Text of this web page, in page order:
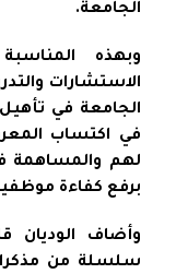
الجامعة.
وبهذه
الاستشارات
الجامعة في
في اكتساب
لهم والمساهمة
برفع كفاءة
وأضاف الوديان
سلسلة من مذكرات